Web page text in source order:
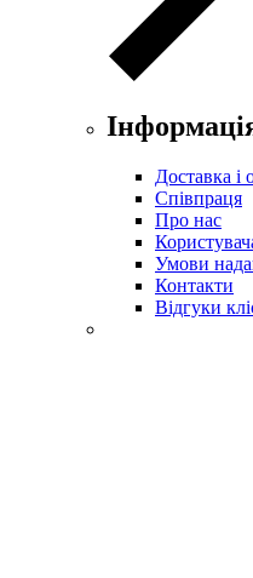
Доставка і
Співпраця
Про нас
Умови
Контакти
Відгуки